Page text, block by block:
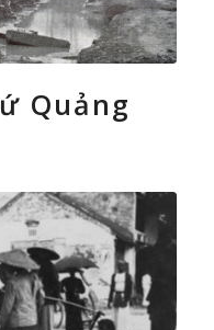
Quảng